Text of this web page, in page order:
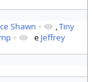
Shawn + ,Tiny
+ e Jeffrey